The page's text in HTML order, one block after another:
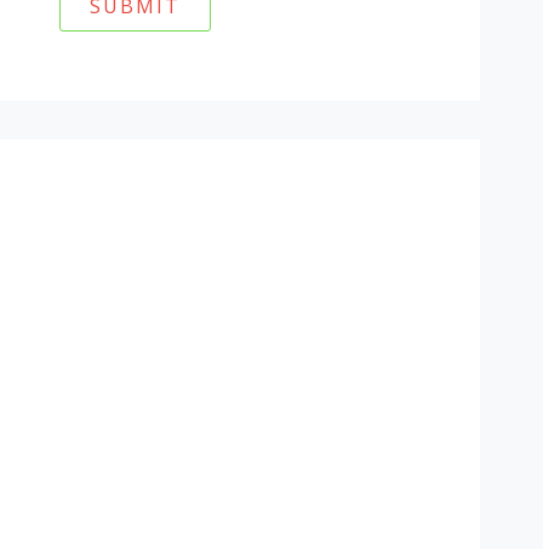
SUBMIT